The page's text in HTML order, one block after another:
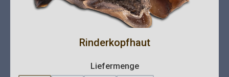
Rinderkopfhaut
Liefermengeauswählen